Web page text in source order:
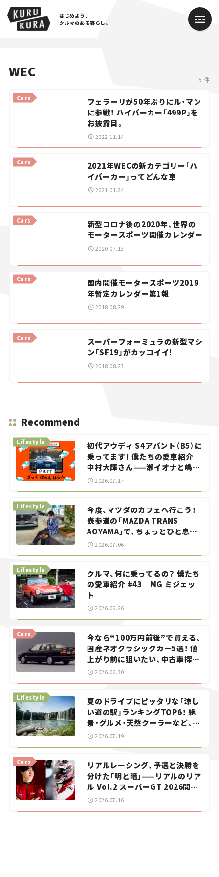
はじめよう、
クルマのある暮らし。
WEC 5 件
Cars
フェラーリが50年ぶりにル・マン
に参戦！ ハイパーカー「499P」を
お披露目。
2022.11.14
Cars
2021年WECの新カテゴリー「ハ
イパーカー」ってどんな車
2021.01.24
Cars
新型コロナ後の2020年、世界の
モータースポーツ開催カレンダー
2020.07.13
Cars
国内開催モータースポーツ2019
年暫定カレンダー第1報
2018.08.29
Cars
スーパーフォーミュラの新型マシ
ン「SF19」がカッコイイ!
2018.08.23
Recommend
初代アウディ S4アバント（B5）に
乗ってます！ 僕たちの愛車紹介｜
中村大輝さん——瀬イオナと嶋田
智之の「クルマでざっくばらんば
Lifestyle
2026.07.17
今度、マツダのカフェへ行こう！
表参道の「MAZDA TRANS
AOYAMA」で、ちょっとひと息。
——連載｜CCGとクルマでどうす
Lifestyle
2026.07.06
クルマ、何に乗ってるの？ 僕たち
の愛車紹介 #43｜MG ミジェッ
ト
Lifestyle
2026.06.26
今なら“100万円前後”で買える、
国産ネオクラシックカー5選！ 値
上がり前に狙いたい、中古車探し
をお手伝い――ちょっとイケてるマ
Cars
2026.06.30
夏のドライブにピッタリな「涼し
い道の駅」ランキングTOP6！ 絶
景・グルメ・天然クーラーなど、避
暑におすすめのスポットを紹介
Lifestyle
2026.07.19
リアルレーシング、予選と決勝を
分けた「明と暗」——リアルのリア
ル Vol.2 スーパーGT 2026開幕
戦 岡山国際サーキット
Cars
2026.07.16
Special
人気のハッシュタグ
スズキ ジムニー｜Suzuki Jimny
スズキ｜Suzuki
マツダ ロードスター｜Mazda Roadster